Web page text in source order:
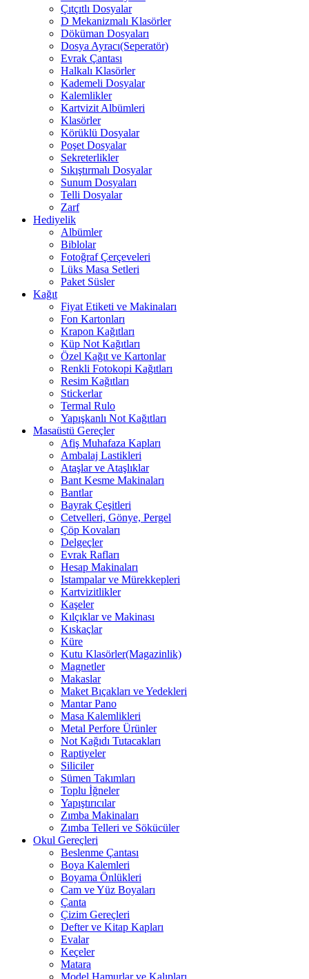
Çıtçıtlı Dosyalar
D Mekanizmalı Klasörler
Döküman Dosyaları
Dosya Ayracı(Seperatör)
Evrak Çantası
Halkalı Klasörler
Kademeli Dosyalar
Kalemlikler
Kartvizit Albümleri
Klasörler
Körüklü Dosyalar
Poşet Dosyalar
Sekreterlikler
Sıkıştırmalı Dosyalar
Sunum Dosyaları
Telli Dosyalar
Zarf
Hediyelik
Albümler
Biblolar
Fotoğraf Çerçeveleri
Lüks Masa Setleri
Paket Süsler
Kağıt
Fiyat Etiketi ve Makinaları
Fon Kartonları
Krapon Kağıtları
Küp Not Kağıtları
Özel Kağıt ve Kartonlar
Renkli Fotokopi Kağıtları
Resim Kağıtları
Stickerlar
Termal Rulo
Yapışkanlı Not Kağıtları
Masaüstü Gereçler
Afiş Muhafaza Kapları
Ambalaj Lastikleri
Ataşlar ve Ataşlıklar
Bant Kesme Makinaları
Bantlar
Bayrak Çeşitleri
Cetvelleri, Gönye, Pergel
Çöp Kovaları
Delgeçler
Evrak Rafları
Hesap Makinaları
Istampalar ve Mürekkepleri
Kartvizitlikler
Kaşeler
Kılçıklar ve Makinası
Kıskaçlar
Küre
Kutu Klasörler(Magazinlik)
Magnetler
Makaslar
Maket Bıçakları ve Yedekleri
Mantar Pano
Masa Kalemlikleri
Metal Perfore Ürünler
Not Kağıdı Tutacakları
Raptiyeler
Siliciler
Sümen Takımları
Toplu İğneler
Yapıştırıcılar
Zımba Makinaları
Zımba Telleri ve Sökücüler
Okul Gereçleri
Beslenme Çantası
Boya Kalemleri
Boyama Önlükleri
Cam ve Yüz Boyaları
Çanta
Çizim Gereçleri
Defter ve Kitap Kapları
Evalar
Keçeler
Matara
Model Hamurlar ve Kalıpları